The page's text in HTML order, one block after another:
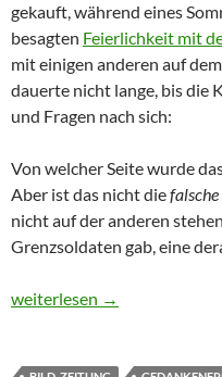
gekauft, während eines
besagten Feierlichkeit mit
mit einigen anderen auf
dauerte nicht lange, bis die
und Fragen nach sich:
Von welcher Seite wurde
Aber ist das nicht diefalsche
nicht auf der anderen
Grenzsoldaten gab, eine
Grenzen
weiterlesen →